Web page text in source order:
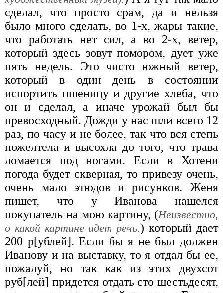
сделал, что просто срам, да и нельзя
было много сделать, во 1-х, жары такие,
что работать нет сил, а во 2-х, ветер,
который здесь зовут помором, дует уже
пять недель. Это чисто южный ветер,
который в один день в состоянии
испортить пшеницу и другие хлеба, что
он и сделал, а иначе урожай был бы
превосходный. Дожди у нас шли всего 12
раз, по часу и не более, так что вся степь
пожелтела и высохла до того, что трава
ломается под ногами. Если в Хотени
погода будет скверная, то привезу очень,
очень мало этюдов и рисунков. Женя
пишет, что у Иванова нашелся
покупатель на мою картину, (Неизвестно,
о какой картине идет речь.) который дает
200 р[ублей]. Если бы я не был должен
Иванову и на выставку, то я отдал бы ее,
пожалуй, но так как из этих двухсот
руб[лей] придется отдать сто шестьдесят,